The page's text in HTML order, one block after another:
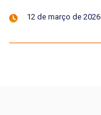
12 de março de 2026